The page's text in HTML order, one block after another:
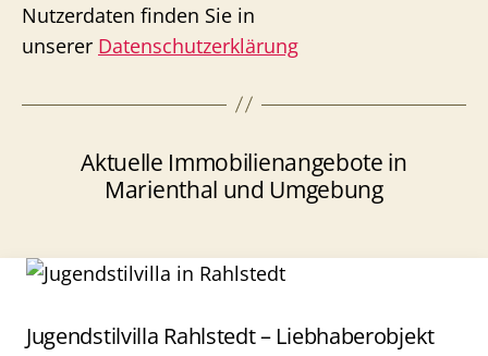
Nutzerdaten finden Sie in
unserer Datenschutzerklärung
Aktuelle Immobilienangebote in
Marienthal und Umgebung
Jugendstilvilla Rahlstedt – Liebhaberobjekt